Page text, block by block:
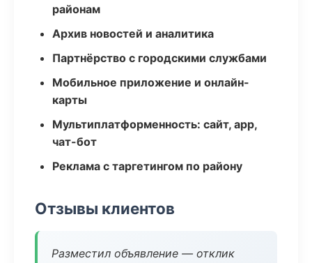
районам
Архив новостей и аналитика
Партнёрство с городскими службами
Мобильное приложение и онлайн-
карты
Мультиплатформенность: сайт, app,
чат-бот
Реклама с таргетингом по району
Отзывы клиентов
Разместил объявление — отклик